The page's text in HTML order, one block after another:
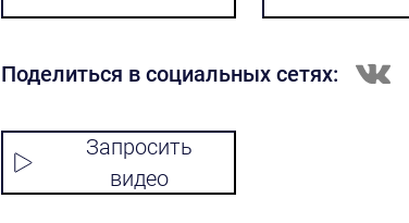
Поделиться в социальных сетях:
Запросить
видео